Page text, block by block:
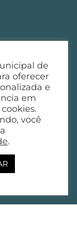
de
oferecer
e
em
você
.